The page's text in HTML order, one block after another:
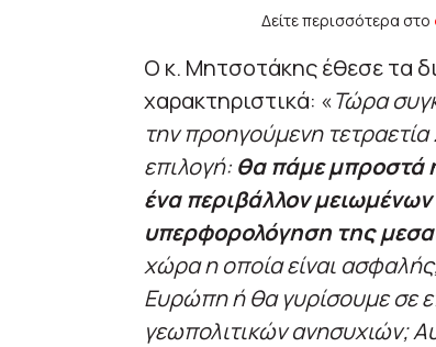
Δείτε περισσότερα στο
Ο κ. Μητσοτάκης έθεσε τα
χαρακτηριστικά: «Τώρα
την προηγούμενη
επιλογή: θα πάμε μπροστά
ένα περιβάλλον
υπερφορολόγηση της
χώρα η οποία είναι
Ευρώπη ή θα γυρίσουμε σε
γεωπολιτικών ανησυχιών;